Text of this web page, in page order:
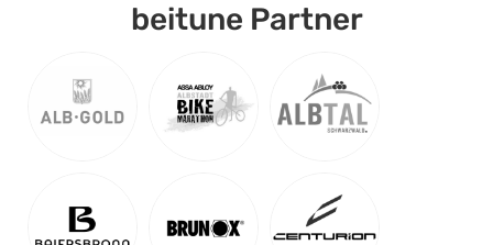
beitune Partner